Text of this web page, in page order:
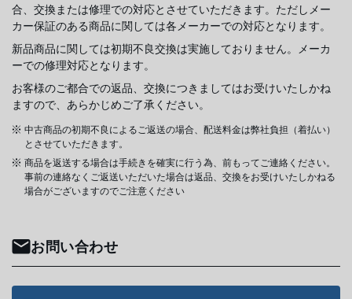
合、交換または修理での対応とさせていただきます。ただしメー
カー保証のある商品に関しては各メーカーでの対応となります。
新品商品に関しては初期不良交換は実施しておりません。メーカ
ーでの修理対応となります。
お客様のご都合での返品、交換につきましてはお受けいたしかね
ますので、あらかじめご了承ください。
中古商品の初期不良によるご返送の場合、配送料金は弊社負担（着払い）
とさせていただきます。
商品を返送する場合は手続きを確実に行う為、前もってご連絡ください。
事前の連絡なくご返送いただいた場合は返品、交換をお受けいたしかねる
場合がございますのでご注意ください
お問い合わせ